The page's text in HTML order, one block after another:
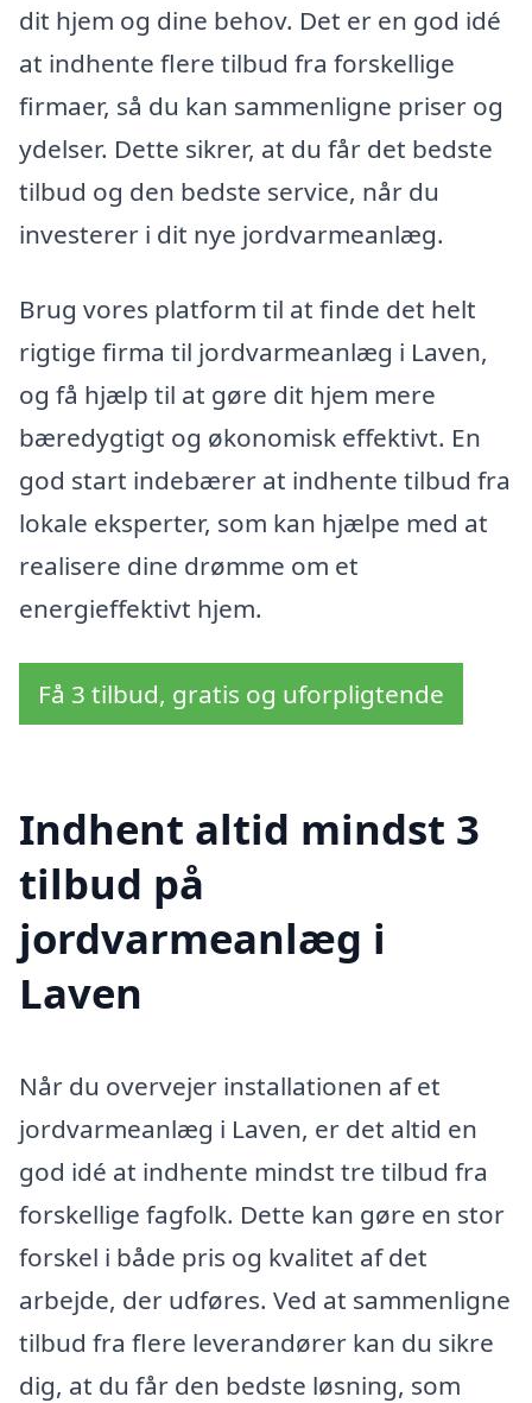
dit hjem og dine behov. Det er en god idé
at indhente flere tilbud fra forskellige
firmaer, så du kan sammenligne priser og
ydelser. Dette sikrer, at du får det bedste
tilbud og den bedste service, når du
investerer i dit nye jordvarmeanlæg.
Brug vores platform til at finde det helt
rigtige firma til jordvarmeanlæg i Laven,
og få hjælp til at gøre dit hjem mere
bæredygtigt og økonomisk effektivt. En
god start indebærer at indhente tilbud fra
lokale eksperter, som kan hjælpe med at
realisere dine drømme om et
energieffektivt hjem.
Få 3 tilbud, gratis og uforpligtende
Indhent altid mindst 3
tilbud på
jordvarmeanlæg i
Laven
Når du overvejer installationen af et
jordvarmeanlæg i Laven, er det altid en
god idé at indhente mindst tre tilbud fra
forskellige fagfolk. Dette kan gøre en stor
forskel i både pris og kvalitet af det
arbejde, der udføres. Ved at sammenligne
tilbud fra flere leverandører kan du sikre
dig, at du får den bedste løsning, som